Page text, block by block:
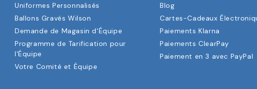
Uniformes Personnalisés
Ballons Gravés Wilson
Demande de Magasin d'Équipe
Programme de Tarification pour
l'Équipe
Votre Comité et Équipe
Blog
Cartes-Cadeaux
Paiements Klarna
Paiements ClearPay
Paiement en 3 avec PayPal